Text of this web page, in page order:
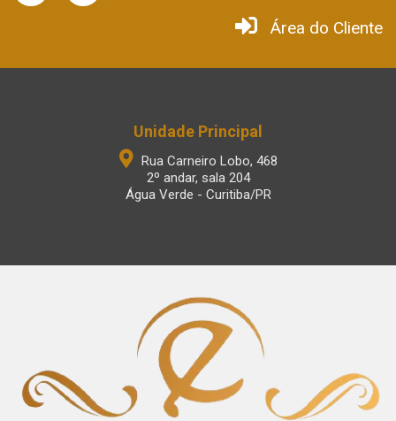
Área do Cliente
Unidade Principal
Rua Carneiro Lobo, 468
2º andar, sala 204
Água Verde - Curitiba/PR